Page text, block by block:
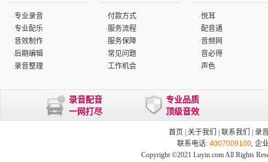
·专业录音
·专业配乐
·音效制作
·后期编辑
·录音整理
·付款方式
·服务流程
·服务保障
·常见问题
·工作机会
·悦耳
·配音通
·音频网
·音必得
·声色
录音配音
一网打尽
专业品质
顶级音效
首页 关于我们 联系我们
录
联系电话: 4007009100, 企
Copyright ©2021 Luyin.com All Rights